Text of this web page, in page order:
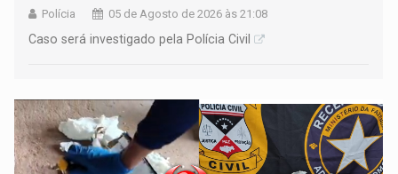
Polícia 05 de Agosto de 2026 às 21:08
Caso será investigado pela Polícia Civil